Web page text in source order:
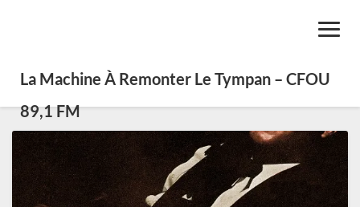
Toggle
La Machine À Remonter Le Tympan – CFOU
89,1 FM